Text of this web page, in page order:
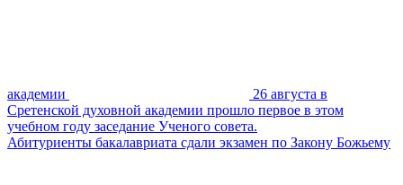
академии
26 августа в
Сретенской духовной академии прошло первое в этом
учебном году заседание Ученого совета.
Абитуриенты бакалавриата сдали экзамен по Закону Божьему